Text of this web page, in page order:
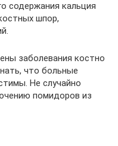
содержания кальция
шпор,
заболевания костно
что больные
Не случайно
помидоров из